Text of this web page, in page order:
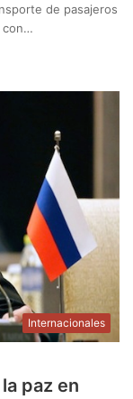
de pasajeros
con…
Internacionales
paz en